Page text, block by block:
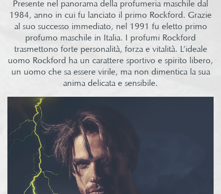
Presente nel panorama della profumeria maschile dal
1984, anno in cui fu lanciato il primo Rockford. Grazie
al suo successo immediato, nel 1991 fu eletto primo
profumo maschile in Italia. I profumi Rockford
trasmettono forte personalità, forza e vitalità. L’ideale
uomo Rockford ha un carattere sportivo e spirito libero,
un uomo che sa essere virile, ma non dimentica la sua
anima delicata e sensibile.​